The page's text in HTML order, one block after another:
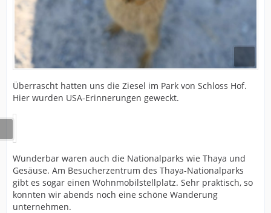
Überrascht hatten uns die Ziesel im Park von Schloss Hof.
Hier wurden USA-Erinnerungen geweckt.
Wunderbar waren auch die Nationalparks wie Thaya und
Gesäuse. Am Besucherzentrum des Thaya-Nationalparks
gibt es sogar einen Wohnmobilstellplatz. Sehr praktisch, so
konnten wir abends noch eine schöne Wanderung
unternehmen.